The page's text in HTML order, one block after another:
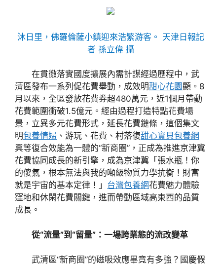
沐日里，佛羅倫薩小鎮迎來浩繁游客。 天津日報記
者 孫立偉 攝
在貫徹落實國度擴展內需計謀經過歷程中，武
清區發布一系列促花費舉動，成效明甜心花園 顯。8
月以來，全區發放花費券超480萬元，近1個月帶動
花費範圍衝破1.5億元。經由過程打造特點花費場
景，立異多元花費形式，延長花費鏈條，這個集文
明包養情婦 、游玩、花費、村落復甜心寶貝包養網
興等復合效能為一體的“新商圈”，正成為推進京津冀
花費協同成長的新引擎，成為京津冀「張水瓶！你
的傻氣，根本無法與我的噸級物質力學抗衡！財富
就是宇宙的基本定律！」 台灣包養網花費魅力體驗
窪地和休閑花費關鍵，進而帶動區域高東西的品質
成長。
從“流量”到“留量”：一場跨業態的流改變革
武清區“新商圈”的磁吸效應畢竟有多強？國慶假